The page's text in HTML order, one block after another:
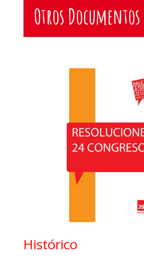
Otros Documentos
Histórico